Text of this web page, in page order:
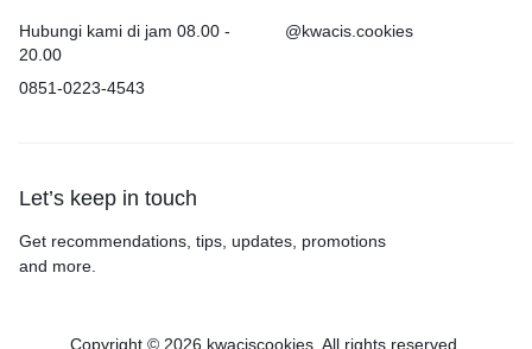
Hubungi kami di jam 08.00 -
20.00
0851-0223-4543
@kwacis.cookies
Let’s keep in touch
Get recommendations, tips, updates, promotions
and more.
Copyright © 2026 kwaciscookies, All rights reserved.